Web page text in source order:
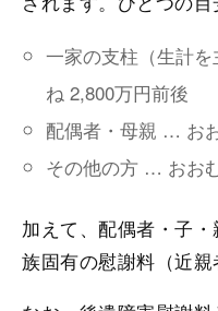
一家の支柱（生計
ね 2,800万円前後
配偶者・母親 … お
その他の方 … おお
加えて、配偶者・子
族固有の慰謝料（近親